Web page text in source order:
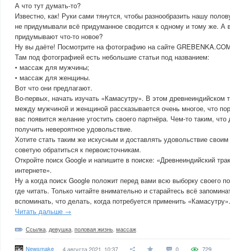
А что тут думать-то?
Известно, как! Руки сами тянутся, чтобы разнообразить нашу
не придумывали всё придуманное сводится к одному и тому же.
придумывают что-то новое?
Ну вы даёте! Посмотрите на фотографию на сайте
Там под фотографией есть небольшие статьи под названием:
• массаж для мужчины;
• массаж для женщины.
Вот что они предлагают.
Во-первых, начать изучать «Камасутру». В этом древнеиндийском
между мужчиной и женщиной рассказывается очень многое, что
вас появится желание угостить своего партнёра. Чем-то таким,
получить невероятное удовольствие.
Хотите стать таким же искусным и доставлять удовольствие
советую обратиться к первоисточникам.
Откройте поиск Google и напишите в поиске: «Древнеиндийский
интернете».
Ну а когда поиск Google положит перед вами всю выборку своего
где читать. Только читайте внимательно и старайтесь всё
вспоминать, что делать, когда потребуется применить «Камасутру».
Читать дальше →
Ссылка девушка половая жизнь массаж
Newsmake 4 августа 2021, 10:37 0 729